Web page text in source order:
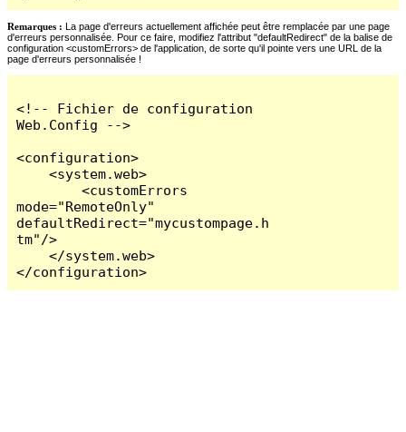
Remarques : La page d'erreurs actuellement affichée peut être remplacée par une page
d'erreurs personnalisée. Pour ce faire, modifiez l'attribut "defaultRedirect" de la balise de
configuration <customErrors> de l'application, de sorte qu'il pointe vers une URL de la
page d'erreurs personnalisée !
<!-- Fichier de configuration
Web.Config -->
<configuration>
    <system.web>
        <customErrors
mode="RemoteOnly"
defaultRedirect="mycustompage.h
tm"/>
    </system.web>
</configuration>